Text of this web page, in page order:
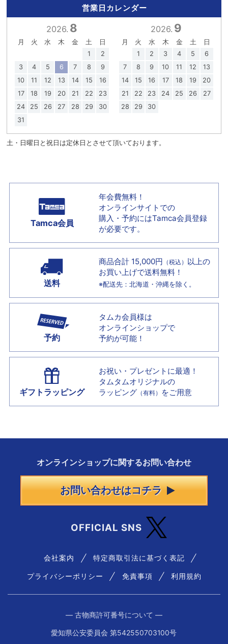
営業日カレンダー
2026. 8
月 火 水 木 金 土
日
1
2
3
4 5 6 7 8
9
10
11 12 13 14 15
16
17
18 19 20 21 22
23
24
25 26 27 28 29
30
31
2026. 9
月 火 水 木 金 土
日
1
2 3 4 5
6
7
8 9 10 11 12
13
14
15 16 17 18 19
20
21
22 23 24 25 26
27
28
29 30
土・日曜日と祝日は定休日とさせて頂いております。
Tamca会員
年会費無料！
オンラインサイトでの
購入・予約にはTamca会員登録
が必要です。
送料
商品合計 15,000円 （税込） 以上の
お買い上げで送料無料！
※配送先：北海道・沖縄を除く。
予約
タムカ会員様は
オンラインショップで
予約が可能！
ギフトラッピング
お祝い・プレゼントに最適！
タムタムオリジナルの
ラッピング （有料） をご用意
オンラインショップに関するお問い合わせ
お問い合わせはコチラ
OFFICIAL SNS
会社案内 特定商取引法に基づく表記
プライバシーポリシー 免責事項 利用規約
― 古物商許可番号について ―
愛知県公安委員会 第542550703100号